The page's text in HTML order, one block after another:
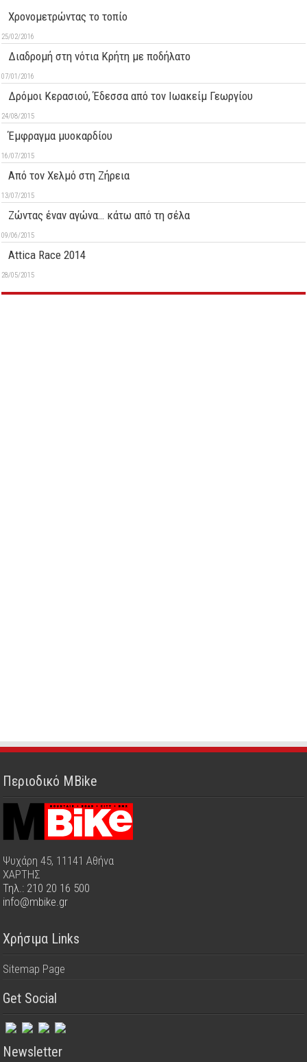
Χρονομετρώντας το τοπίο
25/02/2016
Διαδρομή στη νότια Κρήτη με ποδήλατο
07/01/2016
Δρόμοι Κερασιού, Έδεσσα από τον Ιωακείμ Γεωργίου
24/08/2015
Έμφραγμα μυοκαρδίου
16/07/2015
Από τον Χελμό στη Ζήρεια
13/07/2015
Ζώντας έναν αγώνα… κάτω από τη σέλα
09/06/2015
Attica Race 2014
28/05/2015
Περιοδικό MBike
Ψυχάρη 45, 11141 Αθήνα
ΧΑΡΤΗΣ
Τηλ.: 210 20 16 500
info@mbike.gr
Χρήσιμα Links
Sitemap Page
Get Social
Newsletter